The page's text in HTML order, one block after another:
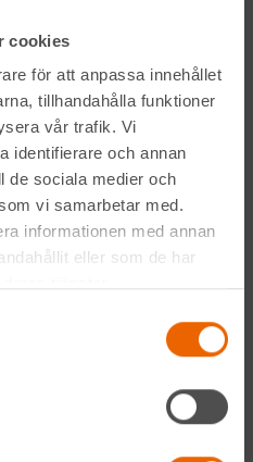
cookies
för att anpassa innehållet
tillhandahålla funktioner
vår trafik. Vi
identifierare och annan
de sociala medier och
vi samarbetar med.
informationen med annan
eller som de har